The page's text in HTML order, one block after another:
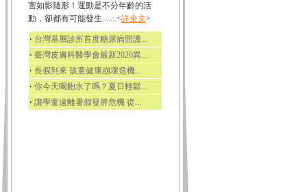
害如影隨形！運動是不分年齡的活
動，卻都有可能發生.......<詳全文>
‧ 台灣基層診所首度糖尿病照護...
‧ 臺灣皮膚科醫學會最新2020異...
‧ 長假到來 孩童健康崩壞危機...
‧ 你今天喝飽水了嗎？夏日輕鬆...
‧ 讓學童遠離暑假發胖危機 從...